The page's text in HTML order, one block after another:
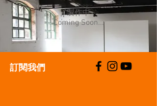
製作中
Coming Soon...
​訂閱我們